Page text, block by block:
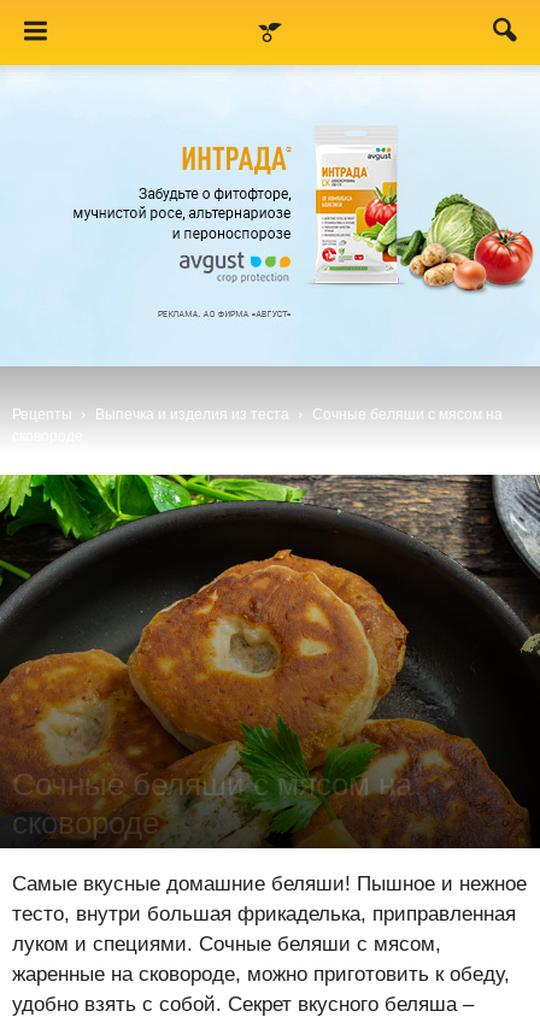
Рецепты Выпечка и изделия из теста
Сочные беляши с мясом на
Сочные беляши с мясом на
сковороде
Самые вкусные домашние беляши! Пышное и нежное
тесто, внутри большая фрикаделька, приправленная
луком и специями. Сочные беляши с мясом,
жаренные на сковороде, можно приготовить к обеду,
удобно взять с собой. Секрет вкусного беляша –